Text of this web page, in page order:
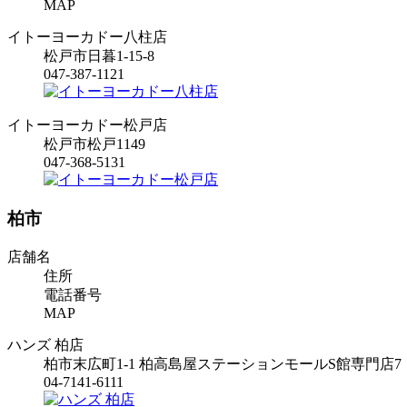
MAP
イトーヨーカドー八柱店
松戸市日暮1-15-8
047-387-1121
イトーヨーカドー松戸店
松戸市松戸1149
047-368-5131
柏市
店舗名
住所
電話番号
MAP
ハンズ 柏店
柏市末広町1-1 柏高島屋ステーションモールS館専門店7
04-7141-6111